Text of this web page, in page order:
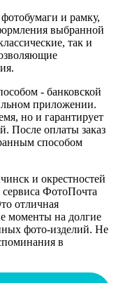
и рамку,
выбранной
так и
- банковской
приложении.
но и гарантирует
После оплаты заказ
способом
и окрестностей
сервиса ФотоПочта
отличная
моменты на долгие
фото-изделий. Не
в